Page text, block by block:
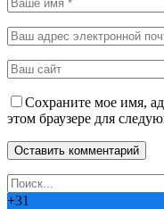
Сохраните мое имя,
этом браузере для
+31